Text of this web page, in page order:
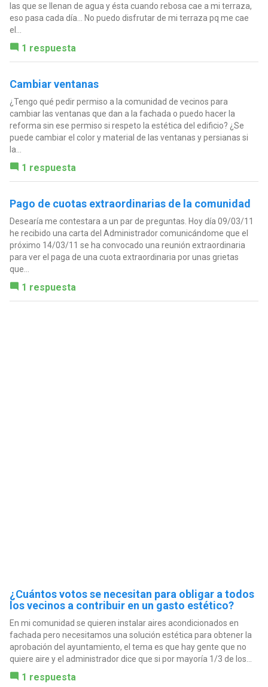
las que se llenan de agua y ésta cuando rebosa cae a mi terraza,
eso pasa cada día... No puedo disfrutar de mi terraza pq me cae
el...
1 respuesta
Cambiar ventanas
¿Tengo qué pedir permiso a la comunidad de vecinos para
cambiar las ventanas que dan a la fachada o puedo hacer la
reforma sin ese permiso si respeto la estética del edificio? ¿Se
puede cambiar el color y material de las ventanas y persianas si
la...
1 respuesta
Pago de cuotas extraordinarias de la comunidad
Desearía me contestara a un par de preguntas. Hoy día 09/03/11
he recibido una carta del Administrador comunicándome que el
próximo 14/03/11 se ha convocado una reunión extraordinaria
para ver el paga de una cuota extraordinaria por unas grietas
que...
1 respuesta
¿Cuántos votos se necesitan para obligar a todos
los vecinos a contribuir en un gasto estético?
En mi comunidad se quieren instalar aires acondicionados en
fachada pero necesitamos una solución estética para obtener la
aprobación del ayuntamiento, el tema es que hay gente que no
quiere aire y el administrador dice que si por mayoría 1/3 de los...
1 respuesta